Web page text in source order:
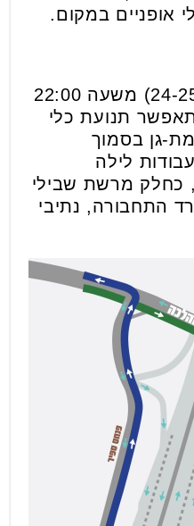
אופניים במקום.
"הלילה, ד' (24-25.07.2024) משעה 22:00
לא תתאפשר תנועת כלי
גן בסמוך
לילה
כחלק מרשת שבילי
התחבורה, נתיבי